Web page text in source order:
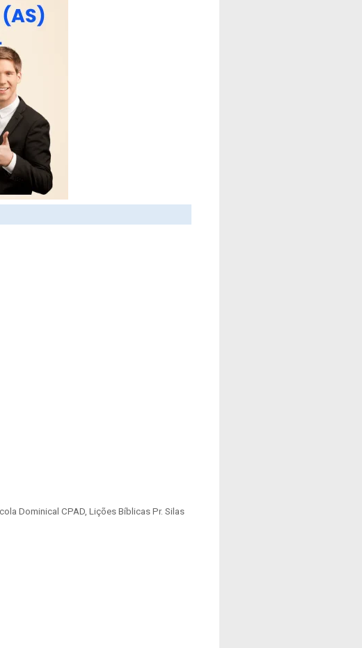
Dominical CPAD, Lições Bíblicas Pr. Silas